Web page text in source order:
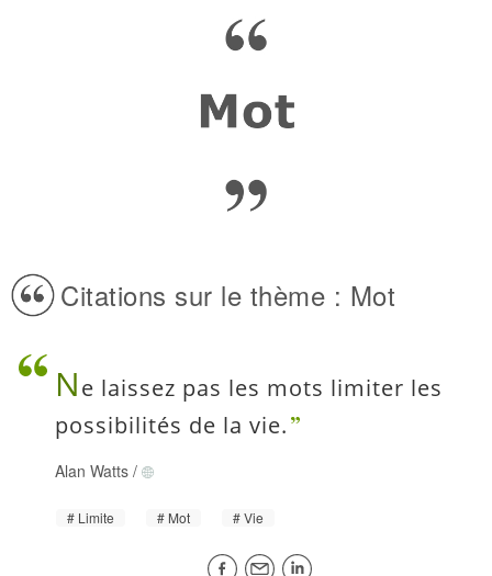
Citations sur le thème : Mot
Ne laissez pas les mots limiter les
possibilités de la vie.
Alan Watts /
Limite Mot Vie